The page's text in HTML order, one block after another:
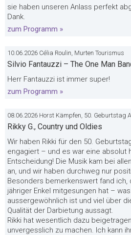
sie haben unseren Anlass perfekt
Dank.
zum Programm »
10.06.2026 Célia Roulin, Murten Tourismus
Silvio Fantauzzi – The One Man
Herr Fantauzzi ist immer super!
zum Programm »
08.06.2026 Horst Kämpfen, 50. Geburtstag
Rikky G., Country und Oldies
Wir haben Rikki für den 50.
engagiert – und es war eine absolut
Entscheidung! Die Musik kam bei
an, und wir haben durchweg nur
Besonders bemerkenswert fand ich,
jähriger Enkel mitgesungen hat –
aussergewöhnlich ist und viel über
Qualität der Darbietung aussagt.
Rikki hat wesentlich dazu
unvergesslich zu machen. Ich kann